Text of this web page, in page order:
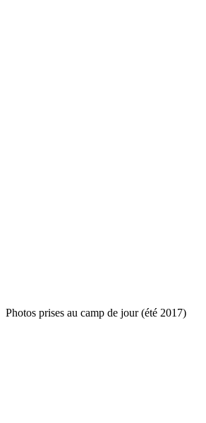
Photos prises au camp de jour (été 2017)